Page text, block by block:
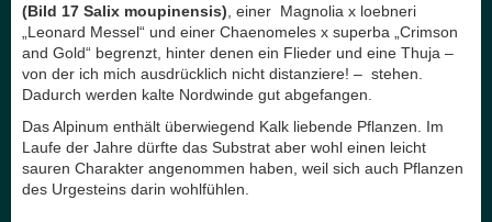
(Bild 17 Salix moupinensis) , einer Magnolia x loebneri
„Leonard Messel“ und einer Chaenomeles x superba „Crimson
and Gold“ begrenzt, hinter denen ein Flieder und eine Thuja –
von der ich mich ausdrücklich nicht distanziere! – stehen.
Dadurch werden kalte Nordwinde gut abgefangen.
Das Alpinum enthält überwiegend Kalk liebende Pflanzen. Im
Laufe der Jahre dürfte das Substrat aber wohl einen leicht
sauren Charakter angenommen haben, weil sich auch Pflanzen
des Urgesteins darin wohlfühlen.